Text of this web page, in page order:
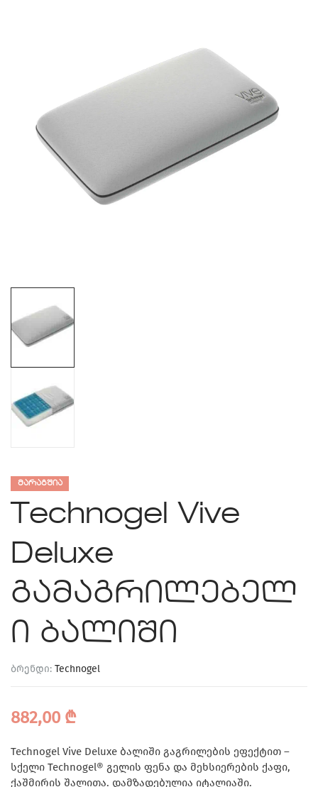
ᲛᲐᲠᲐᲒᲨᲘᲐ
Technogel Vive
Deluxe
გამაგრილებელ
ი ბალიში
ბრენდი: Technogel
882,00 ₾
Technogel Vive Deluxe ბალიში გაგრილების ეფექტით –
სქელი Technogel® გელის ფენა და მეხსიერების ქაფი,
ქაშმირის შალითა. დამზადებულია იტალიაში.